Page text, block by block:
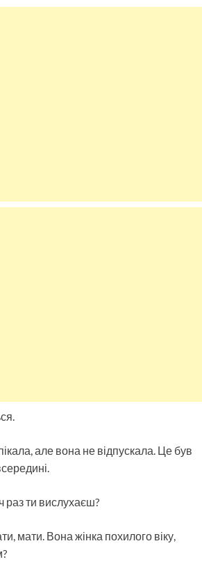
але вона не відпускала. Це був
ти вислухаєш?
мати. Вона жінка похилого віку,